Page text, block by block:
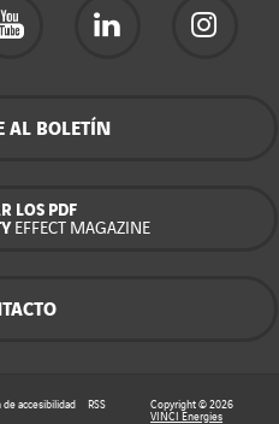
AL BOLETÍN
LOS PDF
EFFECT MAGAZINE
de accesibilidad
RSS
Copyright © 2026
VINCI Energies